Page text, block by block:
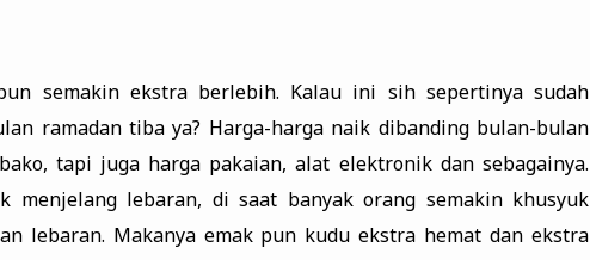
semakin ekstra berlebih. Kalau ini sih sepertinya sudah
ramadan tiba ya? Harga-harga naik dibanding bulan-bulan
tapi juga harga pakaian, alat elektronik dan sebagainya.
menjelang lebaran, di saat banyak orang semakin khusyuk
lebaran. Makanya emak pun kudu ekstra hemat dan ekstra